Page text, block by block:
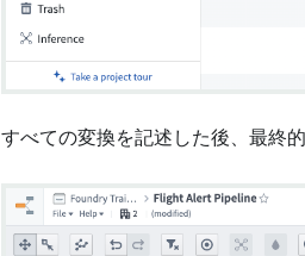
すべての変換を記述した後、最終